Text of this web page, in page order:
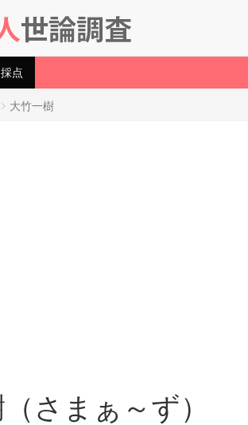
採点
大竹一樹
さまぁ～ず）